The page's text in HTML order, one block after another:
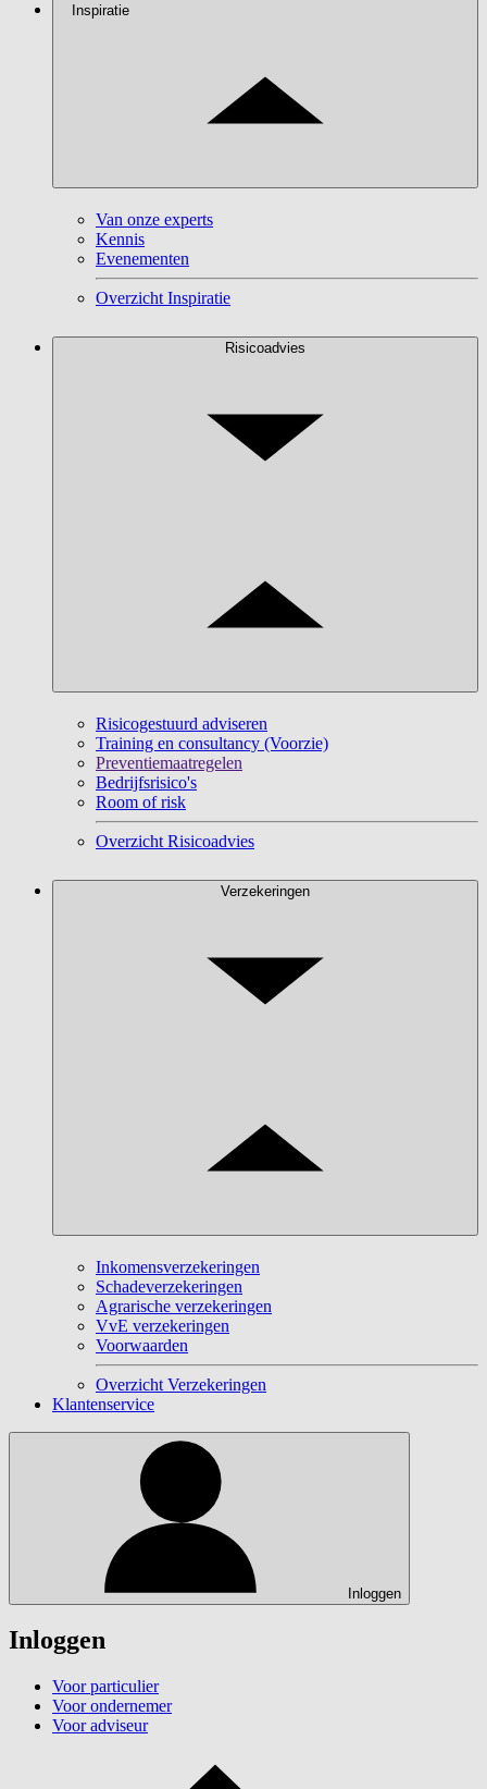
Inspiratie
Van onze experts
Kennis
Evenementen
Overzicht Inspiratie
Risicoadvies
Risicogestuurd adviseren
Training en consultancy (Voorzie)
Preventiemaatregelen
Bedrijfsrisico's
Room of risk
Overzicht Risicoadvies
Verzekeringen
Inkomensverzekeringen
Schadeverzekeringen
Agrarische verzekeringen
VvE verzekeringen
Voorwaarden
Overzicht Verzekeringen
Klantenservice
Inloggen
Inloggen
Voor particulier
Voor ondernemer
Voor adviseur